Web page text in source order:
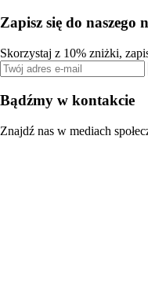
Zapisz się do naszego
Skorzystaj z 10% zniżki,
Bądźmy w kontakcie
Znajdź nas w mediach